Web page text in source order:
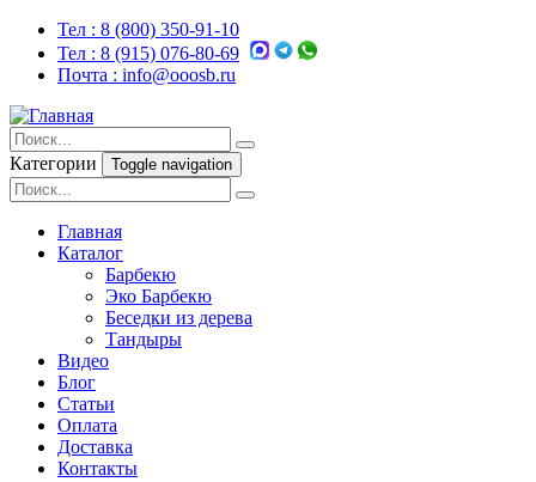
Тел : 8 (800) 350-91-10
Тел : 8 (915) 076-80-69
Почта : info@ooosb.ru
Категории Toggle navigation
Главная
Каталог
Барбекю
Эко Барбекю
Беседки из дерева
Тандыры
Видео
Блог
Статьи
Оплата
Доставка
Контакты